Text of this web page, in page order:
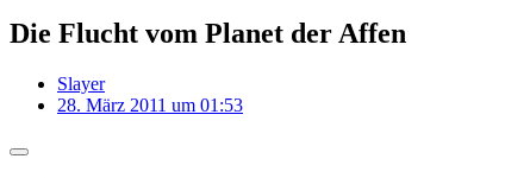
Die Flucht vom Planet der Affen
Slayer
28. März 2011 um 01:53